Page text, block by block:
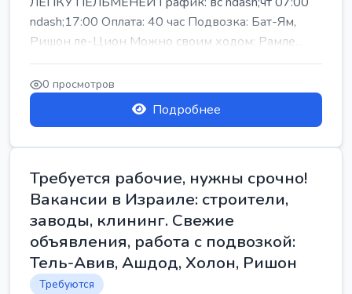
ndash;17:00 Оплата: 40 час Подвозка: Бат-Ям,
Ришон ле-Цион Можно своим ходом: Рамле...
0 просмотров
Подробнее
Требуется рабочие, нужны срочно!
Вакансии в Израиле: строители,
заводы, клининг. Свежие
объявления, работа с подвозкой:
Тель-Авив, Ашдод, Холон, Ришон
Требуются